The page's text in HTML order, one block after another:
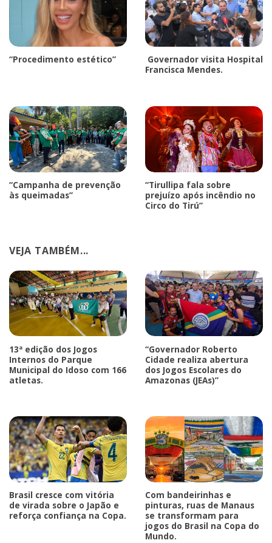
“Procedimento estético”
Governador visita Hospital
Francisca Mendes.
“Campanha de prevenção
às queimadas”
“Tirullipa fala sobre
prejuízo após incêndio no
Circo do Tirú”
VEJA TAMBÉM...
13ª edição dos Jogos
Internos do Parque
Municipal do Idoso com 166
atletas.
“Governador Roberto
Cidade realiza abertura
dos Jogos Escolares do
Amazonas (JEAs)”
Brasil cresce com vitória
de virada sobre o Japão e
reforça confiança na Copa.
Com bandeirinhas e
pinturas, ruas de Manaus
se transformam para
jogos do Brasil na Copa do
Mundo.